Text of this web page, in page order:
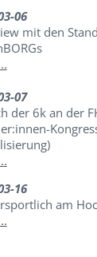
06
mit den
07
der 6k an der
16
am